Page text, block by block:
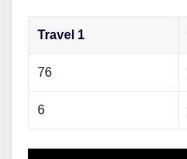
Travel 1
76
6